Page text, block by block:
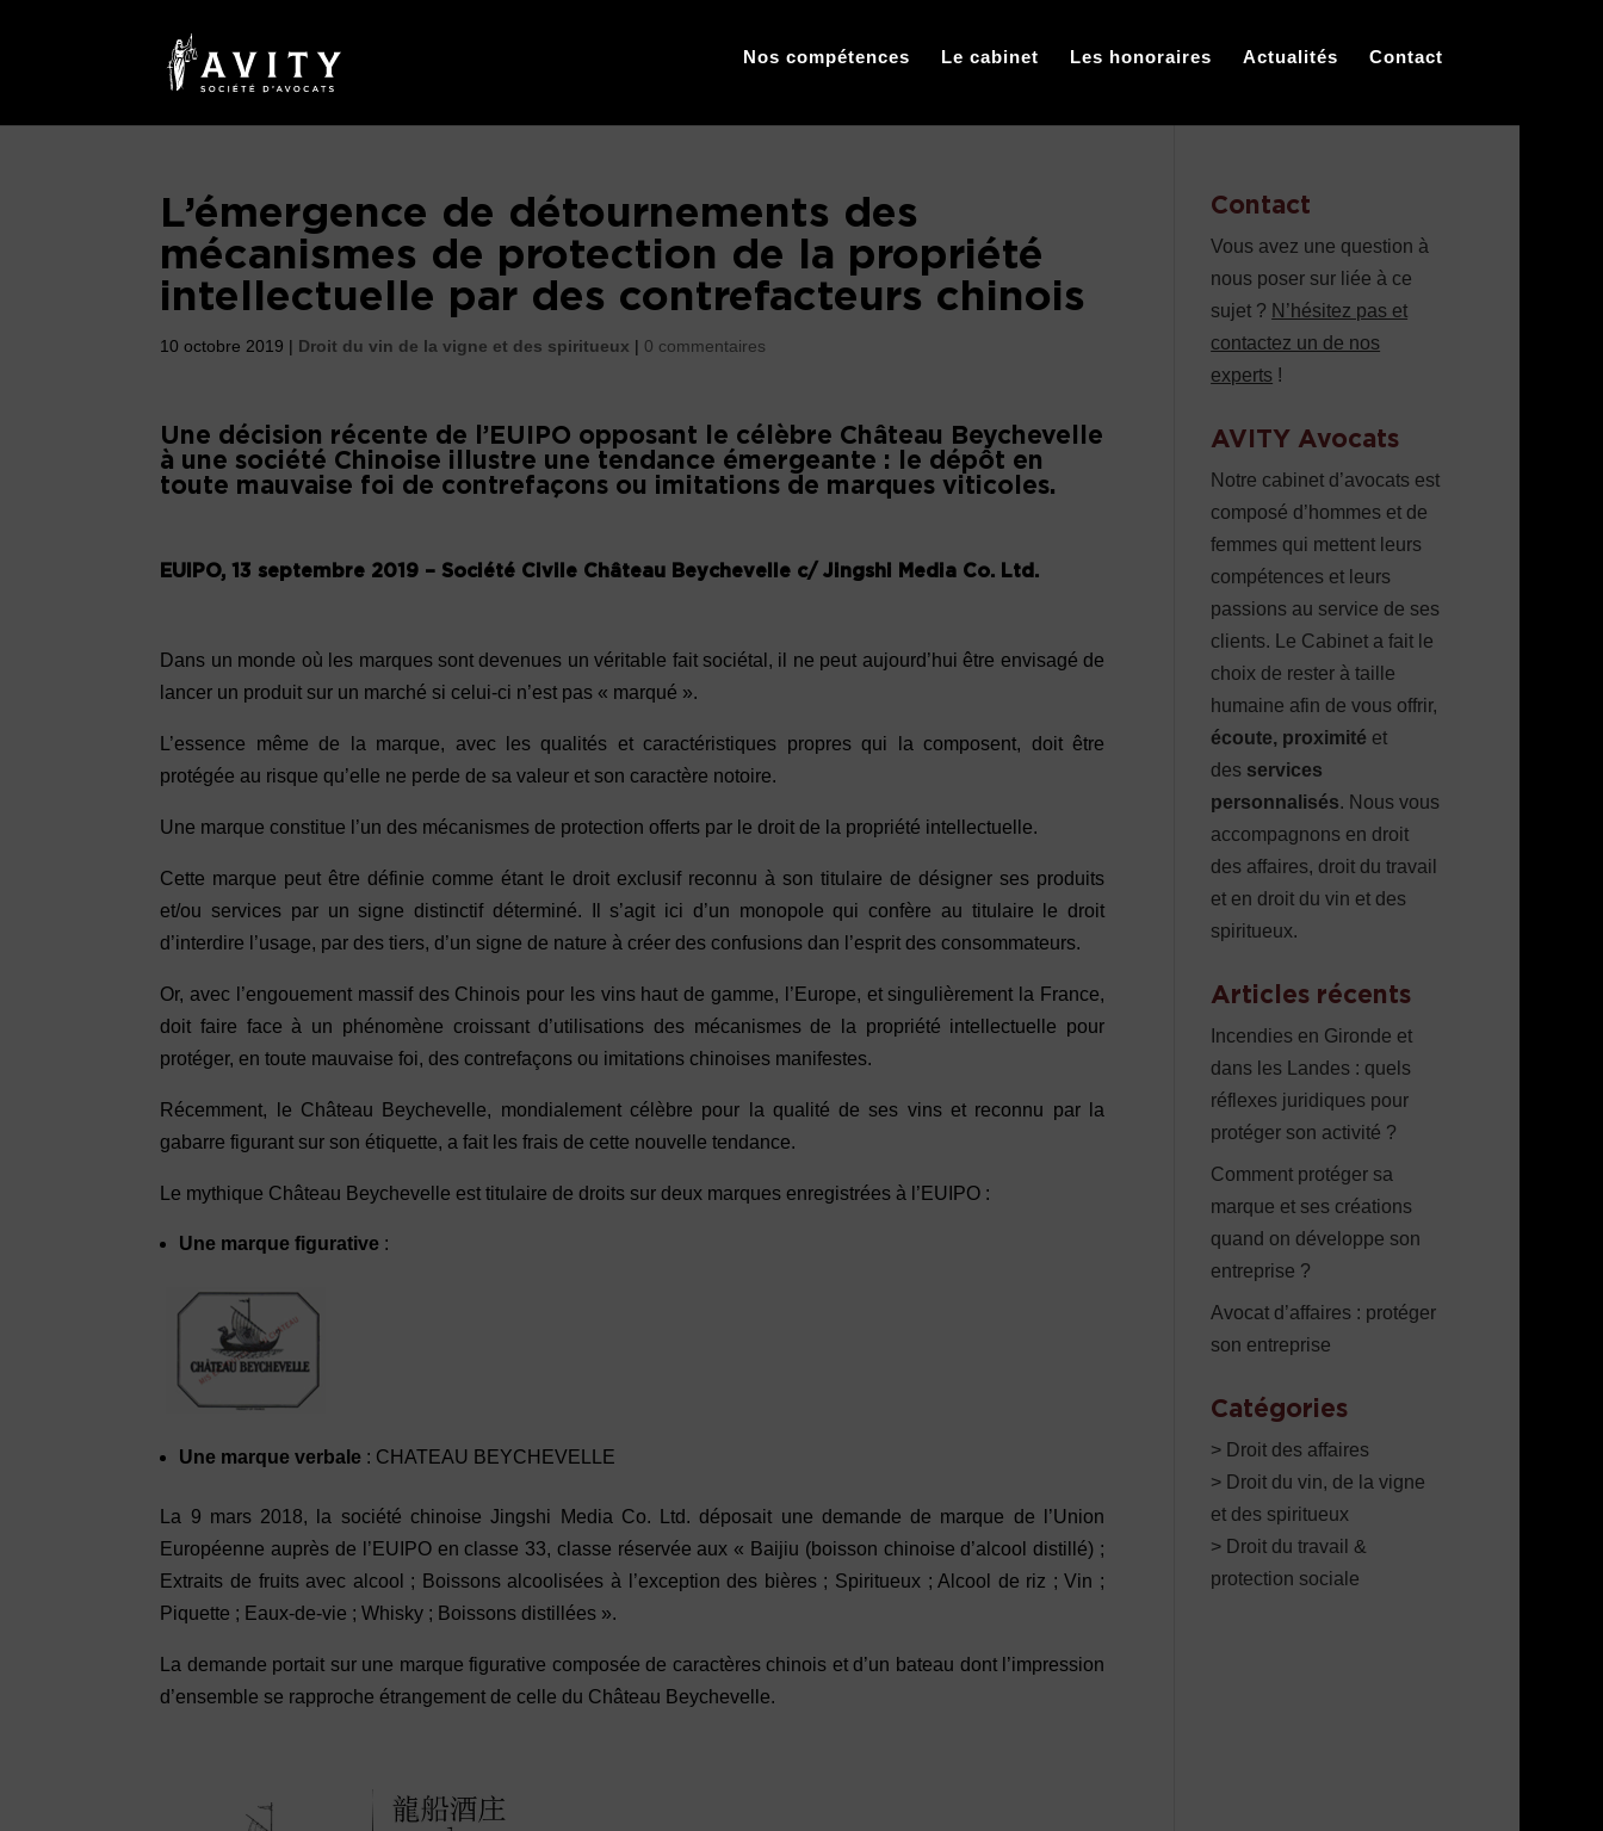
Nos compétences Le cabinet Les honoraires Actualités Contact
L’émergence de détournements des
mécanismes de protection de la propriété
intellectuelle par des contrefacteurs chinois
10 octobre 2019 | Droit du vin de la vigne et des spiritueux | 0 commentaires
Une décision récente de l’EUIPO opposant le célèbre Château Beychevelle
à une société Chinoise illustre une tendance émergeante : le dépôt en
toute mauvaise foi de contrefaçons ou imitations de marques viticoles.
EUIPO, 13 septembre 2019 – Société Civile Château Beychevelle c/ Jingshi Media Co. Ltd.
Dans un monde où les marques sont devenues un véritable fait sociétal, il ne peut aujourd’hui être envisagé de
lancer un produit sur un marché si celui-ci n’est pas « marqué ».
L’essence même de la marque, avec les qualités et caractéristiques propres qui la composent, doit être
protégée au risque qu’elle ne perde de sa valeur et son caractère notoire.
Une marque constitue l’un des mécanismes de protection offerts par le droit de la propriété intellectuelle.
Cette marque peut être définie comme étant le droit exclusif reconnu à son titulaire de désigner ses produits
et/ou services par un signe distinctif déterminé. Il s’agit ici d’un monopole qui confère au titulaire le droit
d’interdire l’usage, par des tiers, d’un signe de nature à créer des confusions dan l’esprit des consommateurs.
Or, avec l’engouement massif des Chinois pour les vins haut de gamme, l’Europe, et singulièrement la France,
doit faire face à un phénomène croissant d’utilisations des mécanismes de la propriété intellectuelle pour
protéger, en toute mauvaise foi, des contrefaçons ou imitations chinoises manifestes.
Récemment, le Château Beychevelle, mondialement célèbre pour la qualité de ses vins et reconnu par la
gabarre figurant sur son étiquette, a fait les frais de cette nouvelle tendance.
Le mythique Château Beychevelle est titulaire de droits sur deux marques enregistrées à l’EUIPO :
Une marque figurative :
Une marque verbale : CHATEAU BEYCHEVELLE
La 9 mars 2018, la société chinoise Jingshi Media Co. Ltd. déposait une demande de marque de l’Union
Européenne auprès de l’EUIPO en classe 33, classe réservée aux « Baijiu (boisson chinoise d’alcool distillé) ;
Extraits de fruits avec alcool ; Boissons alcoolisées à l’exception des bières ; Spiritueux ; Alcool de riz ; Vin ;
Piquette ; Eaux-de-vie ; Whisky ; Boissons distillées ».
La demande portait sur une marque figurative composée de caractères chinois et d’un bateau dont l’impression
d’ensemble se rapproche étrangement de celle du Château Beychevelle.
Contact
Vous avez une question à
nous poser sur liée à ce
sujet ? N’hésitez pas et
contactez un de nos
experts !
AVITY Avocats
Notre cabinet d’avocats est
composé d’hommes et de
femmes qui mettent leurs
compétences et leurs
passions au service de ses
clients. Le Cabinet a fait le
choix de rester à taille
humaine afin de vous offrir,
écoute, proximité et
des services
personnalisés. Nous vous
accompagnons en droit
des affaires, droit du travail
et en droit du vin et des
spiritueux.
Articles récents
Incendies en Gironde et
dans les Landes : quels
réflexes juridiques pour
protéger son activité ?
Comment protéger sa
marque et ses créations
quand on développe son
entreprise ?
Avocat d’affaires : protéger
son entreprise
Catégories
> Droit des affaires
> Droit du vin, de la vigne
et des spiritueux
> Droit du travail &
protection sociale